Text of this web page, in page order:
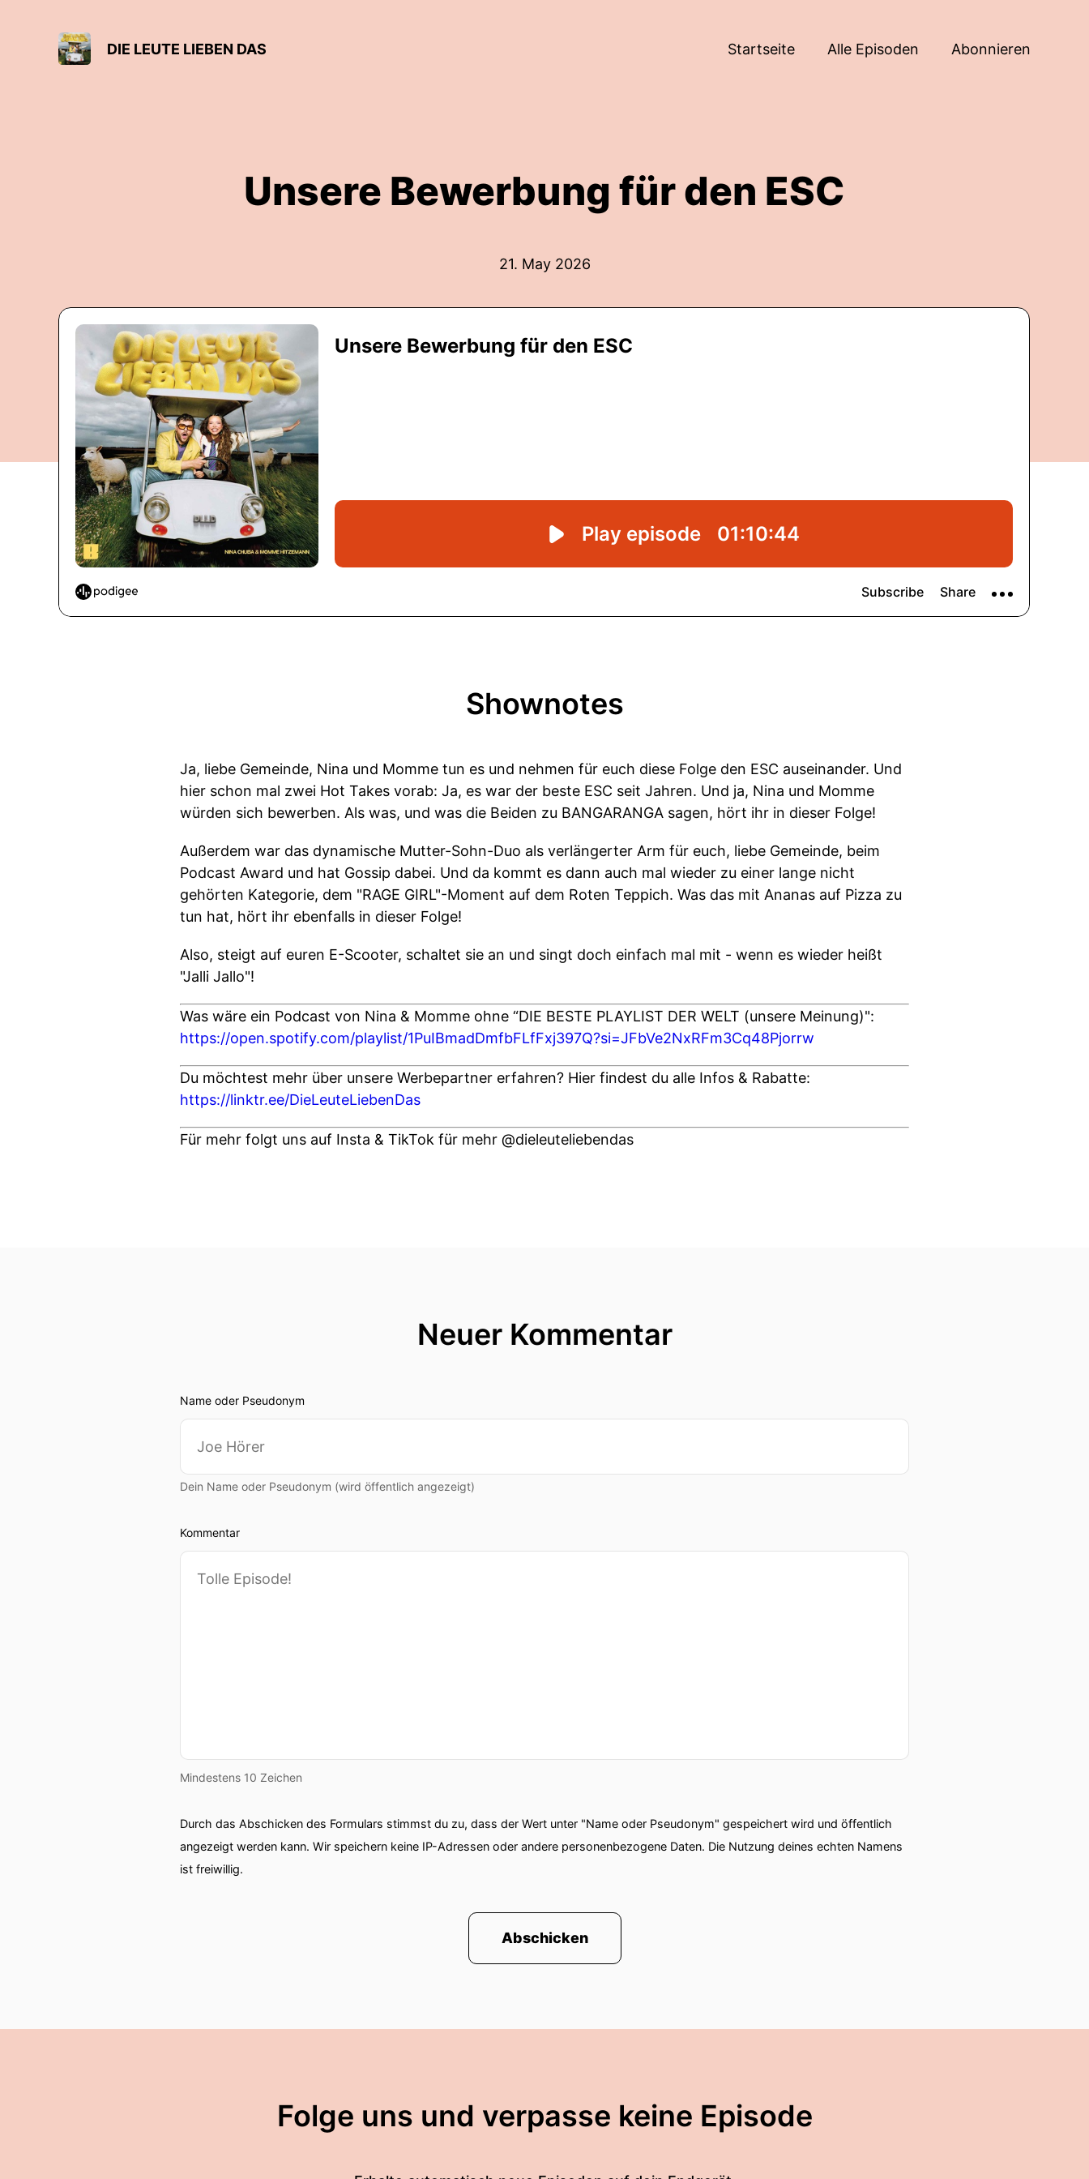
DIE LEUTE LIEBEN DAS Startseite Alle Episoden Abonnieren
Unsere Bewerbung für den ESC
21. May 2026
Shownotes
Ja, liebe Gemeinde, Nina und Momme tun es und nehmen für euch diese Folge den ESC auseinander. Und
hier schon mal zwei Hot Takes vorab: Ja, es war der beste ESC seit Jahren. Und ja, Nina und Momme
würden sich bewerben. Als was, und was die Beiden zu BANGARANGA sagen, hört ihr in dieser Folge!
Außerdem war das dynamische Mutter-Sohn-Duo als verlängerter Arm für euch, liebe Gemeinde, beim
Podcast Award und hat Gossip dabei. Und da kommt es dann auch mal wieder zu einer lange nicht
gehörten Kategorie, dem "RAGE GIRL"-Moment auf dem Roten Teppich. Was das mit Ananas auf Pizza zu
tun hat, hört ihr ebenfalls in dieser Folge!
Also, steigt auf euren E-Scooter, schaltet sie an und singt doch einfach mal mit - wenn es wieder heißt
"Jalli Jallo"!
Was wäre ein Podcast von Nina & Momme ohne “DIE BESTE PLAYLIST DER WELT (unsere Meinung)":
https://open.spotify.com/playlist/1PuIBmadDmfbFLfFxj397Q?si=JFbVe2NxRFm3Cq48Pjorrw
Du möchtest mehr über unsere Werbepartner erfahren? Hier findest du alle Infos & Rabatte:
https://linktr.ee/DieLeuteLiebenDas
Für mehr folgt uns auf Insta & TikTok für mehr @dieleuteliebendas
Neuer Kommentar
Name oder Pseudonym
Dein Name oder Pseudonym (wird öffentlich angezeigt)
Kommentar
Mindestens 10 Zeichen
Durch das Abschicken des Formulars stimmst du zu, dass der Wert unter "Name oder Pseudonym" gespeichert wird und öffentlich
angezeigt werden kann. Wir speichern keine IP-Adressen oder andere personenbezogene Daten. Die Nutzung deines echten Namens
ist freiwillig.
Abschicken
Folge uns und verpasse keine Episode